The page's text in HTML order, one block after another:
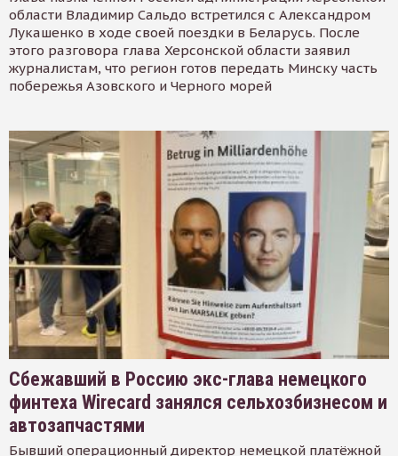
области Владимир Сальдо встретился с Александром
Лукашенко в ходе своей поездки в Беларусь. После
этого разговора глава Херсонской области заявил
журналистам, что регион готов передать Минску часть
побережья Азовского и Черного морей
Сбежавший в Россию экс-глава немецкого
финтеха Wirecard занялся сельхозбизнесом и
автозапчастями
Бывший операционный директор немецкой платёжной